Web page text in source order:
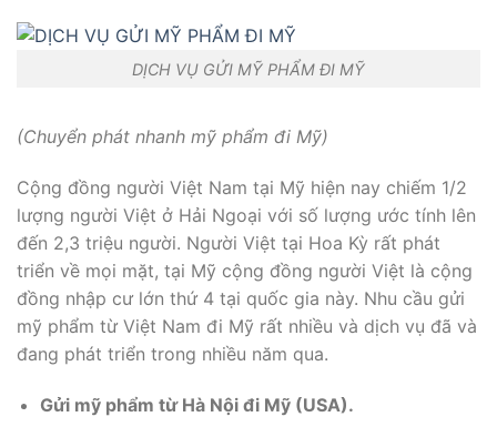
DỊCH VỤ GỬI MỸ PHẨM ĐI MỸ
(Chuyển phát nhanh mỹ phẩm đi Mỹ)
Cộng đồng người Việt Nam tại Mỹ hiện nay chiếm 1/2
lượng người Việt ở Hải Ngoại với số lượng ước tính lên
đến 2,3 triệu người. Người Việt tại Hoa Kỳ rất phát
triển về mọi mặt, tại Mỹ cộng đồng người Việt là cộng
đồng nhập cư lớn thứ 4 tại quốc gia này. Nhu cầu gửi
mỹ phẩm từ Việt Nam đi Mỹ rất nhiều và dịch vụ đã và
đang phát triển trong nhiều năm qua.
Gửi mỹ phẩm từ Hà Nội đi Mỹ (USA).